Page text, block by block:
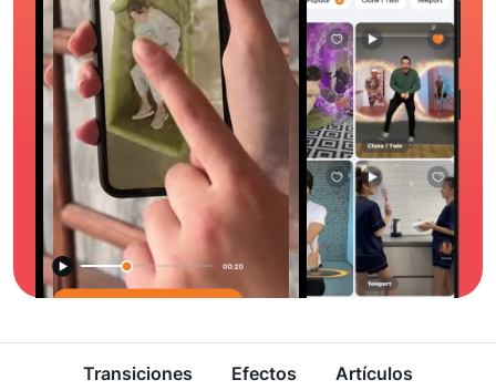
Transiciones Efectos
Artículos